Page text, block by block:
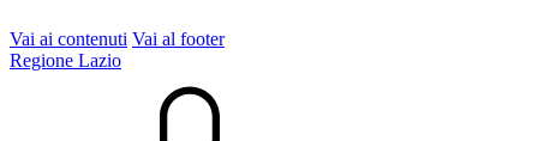
Vai ai contenuti Vai al footer
Regione Lazio